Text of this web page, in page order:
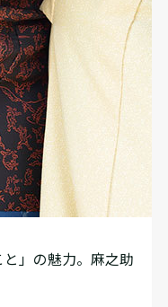
」の魅力。麻之助